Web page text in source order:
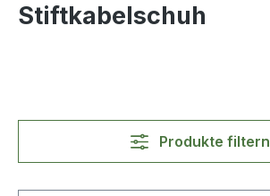
Stiftkabelschuh
Produkte filtern